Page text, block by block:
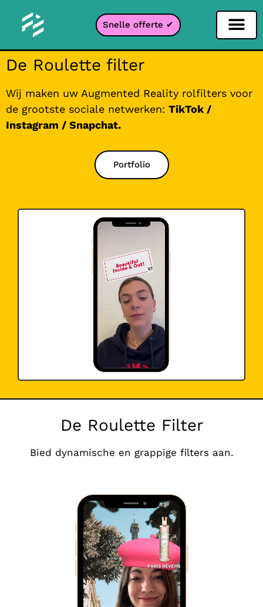
Snelle offerte ✔
De Roulette filter
Wij maken uw Augmented Reality rolfilters voor
de grootste sociale netwerken: TikTok /
Instagram / Snapchat.
Portfolio
De Roulette Filter
Bied dynamische en grappige filters aan.